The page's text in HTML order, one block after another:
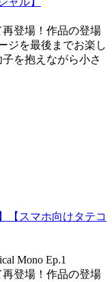
再登場！作品の登場
ジを最後までお楽し
を抱えながら小さ
【スマホ向けタテコ
Mono Ep.1
再登場！作品の登場